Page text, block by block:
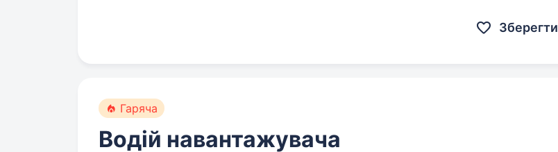
Зберегти
Гаряча
Водій навантажувача